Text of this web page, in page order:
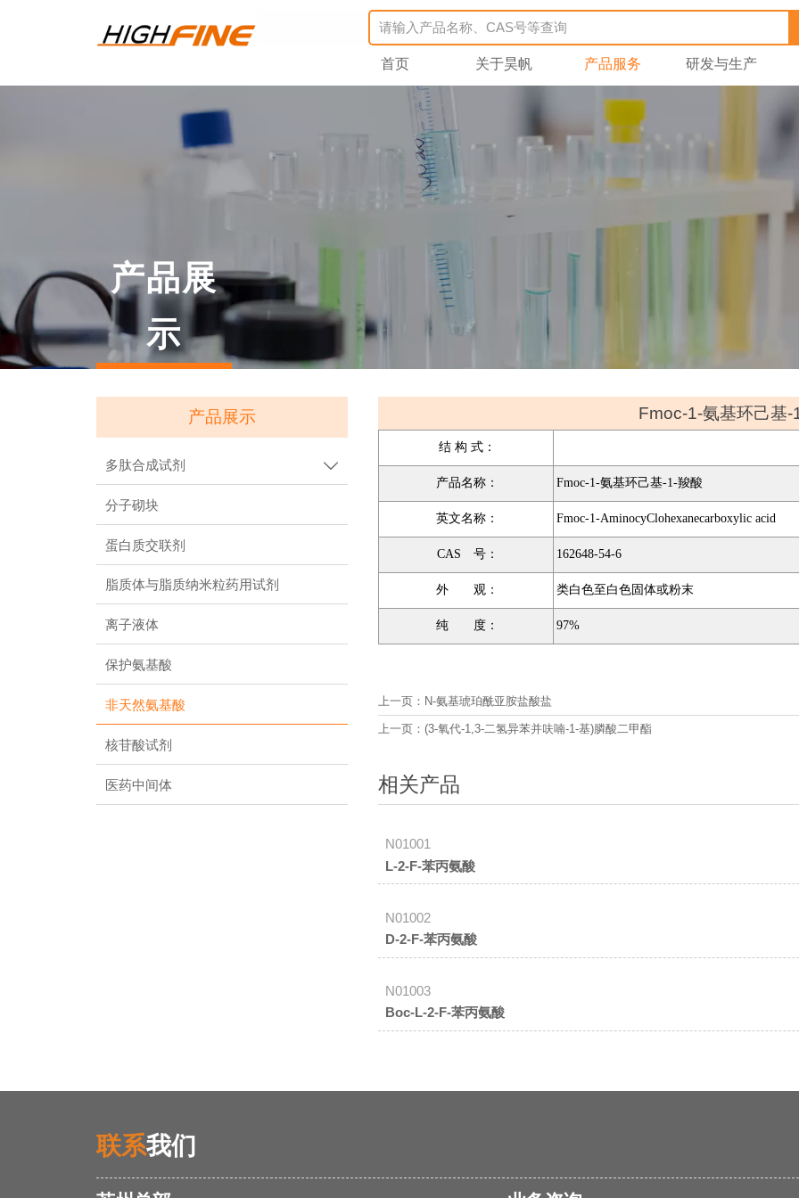
首页 关于昊帆 产品服务 研发与生产
产品展
示
产品展示
多肽合成试剂 
分子砌块
蛋白质交联剂
脂质体与脂质纳米粒药用试剂
离子液体
保护氨基酸
非天然氨基酸
核苷酸试剂
医药中间体
Fmoc-1-氨基环己基-
结 构 式：
产品名称： Fmoc-1-氨基环己基-1-羧酸
英文名称： Fmoc-1-AminocyClohexanecarboxylic acid
CAS 号： 162648-54-6
外 观： 类白色至白色固体或粉末
纯 度： 97%
上一页： N-氨基琥珀酰亚胺盐酸盐
上一页： (3-氧代-1,3-二氢异苯并呋喃-1-基)膦酸二甲酯
相关产品
N01001
L-2-F-苯丙氨酸
N01002
D-2-F-苯丙氨酸
N01003
Boc-L-2-F-苯丙氨酸
联系我们